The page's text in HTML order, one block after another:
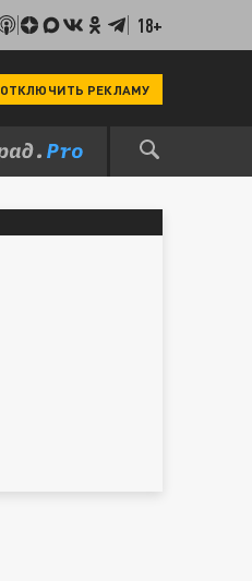
18+
ОТКЛЮЧИТЬ РЕКЛАМУ